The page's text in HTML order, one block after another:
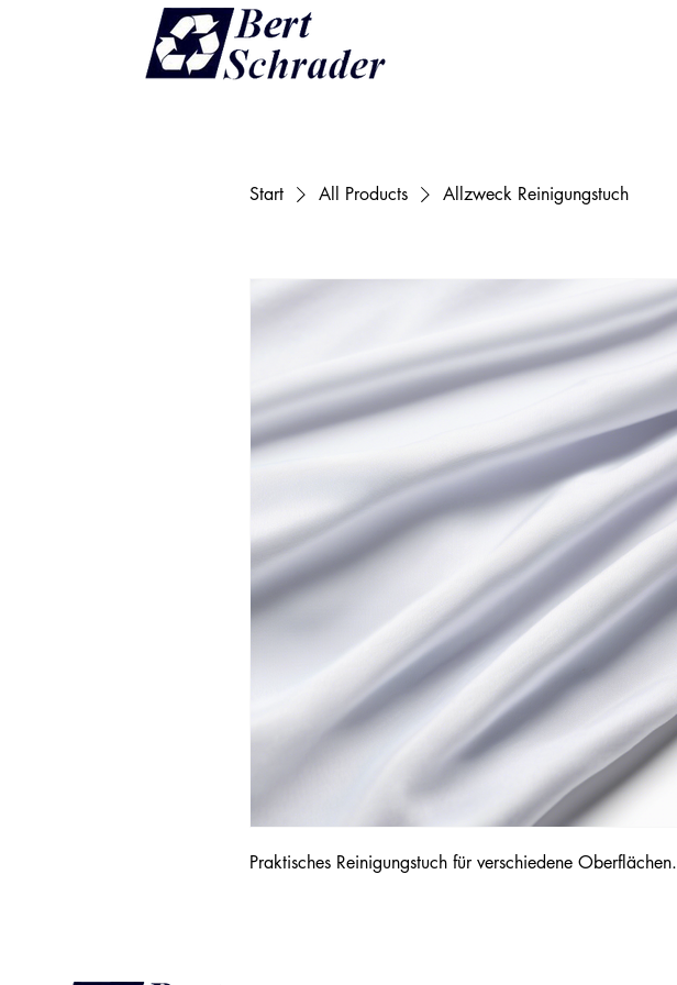
Start All Products Allzweck Reinigungstuch
Praktisches Reinigungstuch für verschiedene Oberflächen.